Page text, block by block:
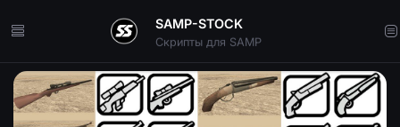
SAMP-STOCK
Скрипты для SAMP